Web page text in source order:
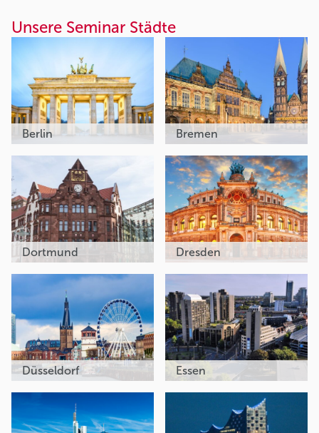
Unsere Seminar Städte
Berlin Bremen
Dortmund Dresden
Düsseldorf Essen